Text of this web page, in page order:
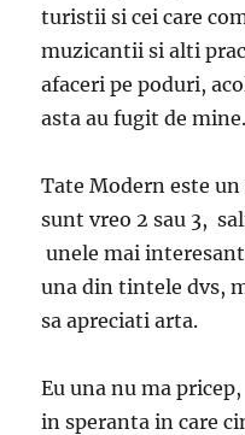
turistii si cei care
muzicantii si alti
afaceri pe poduri,
asta au fugit de mine.
Tate Modern este
sunt vreo 2 sau 3,
unele mai
una din tintele dvs,
sa apreciati arta.
Eu una nu ma
in speranta in care